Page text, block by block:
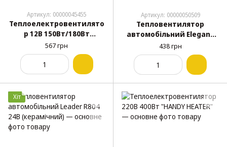
Артикул: 00000045455
Теплоелектровентилято
р 12В 150Вт/180Вт
"Elegant" 101 507 з
діодами обігрів/ручка
/3м кабель
567 грн
Артикул: 00000050509
Тепловентилятор
автомобільний Elegant
101 509 24В
438 грн
Хіт